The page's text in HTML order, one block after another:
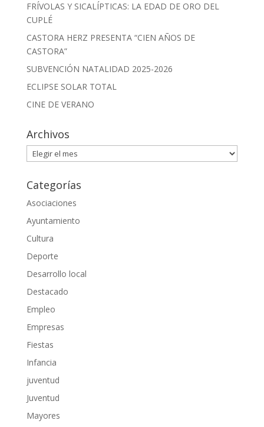
FRÍVOLAS Y SICALÍPTICAS: LA EDAD DE ORO DEL
CUPLÉ
CASTORA HERZ PRESENTA “CIEN AÑOS DE
CASTORA”
SUBVENCIÓN NATALIDAD 2025-2026
ECLIPSE SOLAR TOTAL
CINE DE VERANO
Archivos
Archivos
Categorías
Asociaciones
Ayuntamiento
Cultura
Deporte
Desarrollo local
Destacado
Empleo
Empresas
Fiestas
Infancia
juventud
Juventud
Mayores